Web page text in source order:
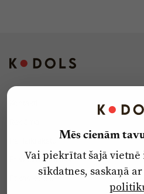
Privātuma politika
Ētikas kodekss
Mēs cienām
Vai piekrītat šajā
sīkdatnes, saskaņā